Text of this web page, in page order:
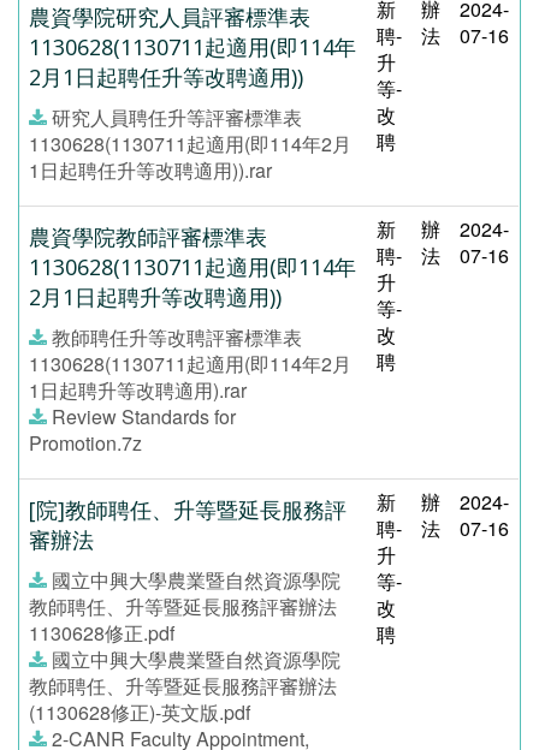
農資學院研究人員評審標準表
1130628(1130711起適用(即114年
2月1日起聘任升等改聘適用))
研究人員聘任升等評審標準表
1130628(1130711起適用(即114年2月
1日起聘任升等改聘適用)).rar
新
聘-
升
等-
改
聘
辦
法
2024-
07-16
農資學院教師評審標準表
1130628(1130711起適用(即114年
2月1日起聘升等改聘適用))
教師聘任升等改聘評審標準表
1130628(1130711起適用(即114年2月
1日起聘升等改聘適用).rar
Review Standards for
Promotion.7z
新
聘-
升
等-
改
聘
辦
法
2024-
07-16
[院]教師聘任、升等暨延長服務評
審辦法
國立中興大學農業暨自然資源學院
教師聘任、升等暨延長服務評審辦法
1130628修正.pdf
國立中興大學農業暨自然資源學院
教師聘任、升等暨延長服務評審辦法
(1130628修正)-英文版.pdf
2-CANR Faculty Appointment,
新
聘-
升
等-
改
聘
辦
法
2024-
07-16